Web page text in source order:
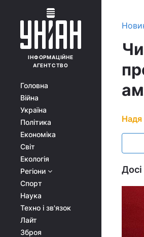
ІНФОРМАЦІЙНЕ
АГЕНТСТВО
Головна
Війна
Україна
Політика
Економіка
Світ
Екологія
Регіони
Спорт
Наука
Техно і зв'язок
Лайт
Зброя